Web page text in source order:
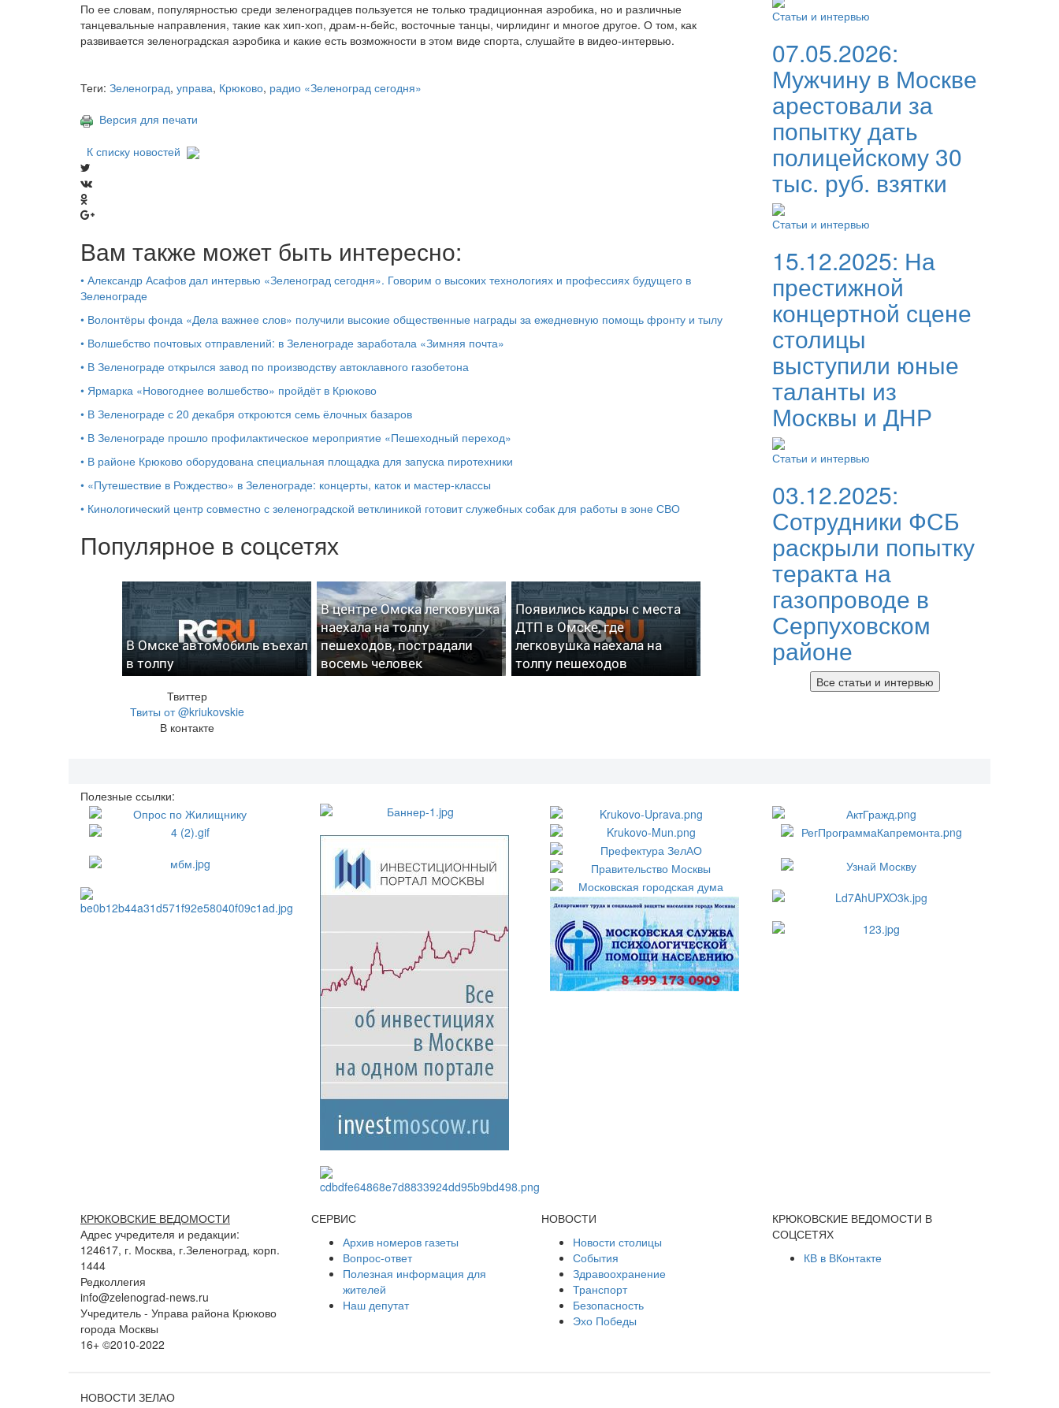
По ее словам, популярностью среди зеленоградцев пользуется не только традиционная аэробика, но и различные
танцевальные направления, такие как хип-хоп, драм-н-бейс, восточные танцы, чирлидинг и многое другое. О том, как
развивается зеленоградская аэробика и какие есть возможности в этом виде спорта, слушайте в видео-интервью.
Теги: Зеленоград, управа, Крюково, радио «Зеленоград сегодня»
Версия для печати
К списку новостей
Вам также может быть интересно:
• Александр Асафов дал интервью «Зеленоград сегодня». Говорим о высоких технологиях и профессиях будущего в
Зеленограде
• Волонтёры фонда «Дела важнее слов» получили высокие общественные награды за ежедневную помощь фронту и тылу
• Волшебство почтовых отправлений: в Зеленограде заработала «Зимняя почта»
• В Зеленограде открылся завод по производству автоклавного газобетона
• Ярмарка «Новогоднее волшебство» пройдёт в Крюково
• В Зеленограде с 20 декабря откроются семь ёлочных базаров
• В Зеленограде прошло профилактическое мероприятие «Пешеходный переход»
• В районе Крюково оборудована специальная площадка для запуска пиротехники
• «Путешествие в Рождество» в Зеленограде: концерты, каток и мастер‑классы
• Кинологический центр совместно с зеленоградской ветклиникой готовит служебных собак для работы в зоне СВО
Популярное в соцсетях
В Омске автомобиль въехал
в толпу
В центре Омска легковушка
наехала на толпу
пешеходов, пострадали
восемь человек
Появились кадры с места
ДТП в Омске, где
легковушка наехала на
толпу пешеходов
Твиттер
Твиты от @kriukovskie
В контакте
Статьи и интервью
07.05.2026:
Мужчину в Москве
арестовали за
попытку дать
полицейскому 30
тыс. руб. взятки
Статьи и интервью
15.12.2025: На
престижной
концертной сцене
столицы
выступили юные
таланты из
Москвы и ДНР
Статьи и интервью
03.12.2025:
Сотрудники ФСБ
раскрыли попытку
теракта на
газопроводе в
Серпуховском
районе
Все статьи и интервью
Полезные ссылки:
КРЮКОВСКИЕ ВЕДОМОСТИ
Адрес учредителя и редакции:
124617, г. Москва, г.Зеленоград, корп.
1444
Редколлегия
info@zelenograd-news.ru
Учредитель - Управа района Крюково
города Москвы
16+ ©2010-2022
СЕРВИС
Архив номеров газеты
Вопрос-ответ
Полезная информация для
жителей
Наш депутат
НОВОСТИ
Новости столицы
События
Здравоохранение
Транспорт
Безопасность
Эхо Победы
КРЮКОВСКИЕ ВЕДОМОСТИ В
СОЦСЕТЯХ
КВ в ВКонтакте
НОВОСТИ ЗЕЛАО